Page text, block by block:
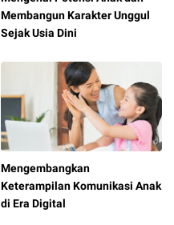
Membangun Karakter Unggul
Sejak Usia Dini
Mengembangkan
Keterampilan Komunikasi Anak
di Era Digital